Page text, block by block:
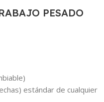
PESADO
estándar de cualquier